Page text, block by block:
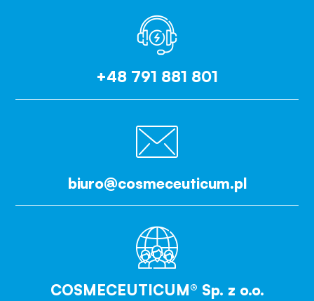
+48 791 881 801
biuro@cosmeceuticum.pl
COSMECEUTICUM® Sp. z o.o.